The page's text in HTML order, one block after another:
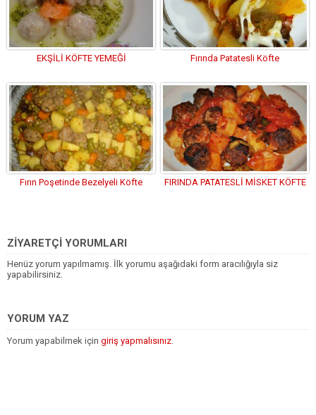
EKŞİLİ KÖFTE YEMEĞİ Fırında Patatesli Köfte
Fırın Poşetinde Bezelyeli Köfte FIRINDA PATATESLİ MİSKET KÖFTE
ZİYARETÇİ YORUMLARI
Henüz yorum yapılmamış. İlk yorumu aşağıdaki form aracılığıyla siz
yapabilirsiniz.
YORUM YAZ
Yorum yapabilmek için giriş yapmalısınız